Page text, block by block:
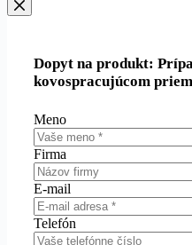
Dopyt na produkt:
kovospracujúcom
Meno
Firma
E-mail
Telefón